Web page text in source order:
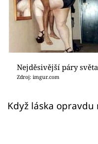
Sex a vztahy
Videa
Sledujte prima+
Přihlášení
Nejděsivější páry
Zdroj: imgur.com
Když láska opravdu